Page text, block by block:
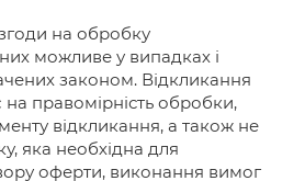
на обробку
можливе у випадках і
законом. Відкликання
правомірність обробки,
відкликання, а також не
яка необхідна для
оферти, виконання вимог